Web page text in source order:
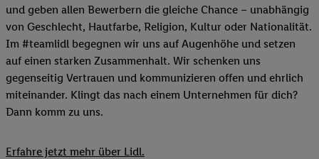
und geben allen Bewerbern die gleiche Chance – unabhängig
von Geschlecht, Hautfarbe, Religion, Kultur oder Nationalität.
Im #teamlidl begegnen wir uns auf Augenhöhe und setzen
auf einen starken Zusammenhalt. Wir schenken uns
gegenseitig Vertrauen und kommunizieren offen und ehrlich
miteinander. Klingt das nach einem Unternehmen für dich?
Dann komm zu uns.​
Erfahre jetzt mehr über Lidl.